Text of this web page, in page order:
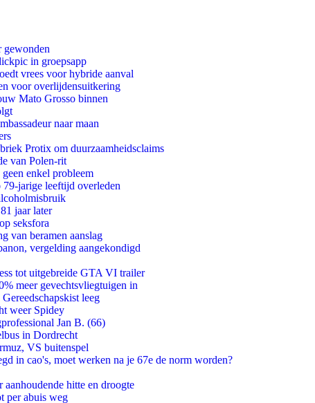
gewonden
in groepsapp
vrees voor hybride aanval
voor overlijdensuitkering
Mato Grosso binnen
naar maan
Protix om duurzaamheidsclaims
van Polen-rit
enkel probleem
jarige leeftijd overleden
jaar later
seksfora
van beramen aanslag
vergelding aangekondigd
tot uitgebreide GTA VI trailer
meer gevechtsvliegtuigen in
leeg
weer Spidey
Jan B. (66)
in Dordrecht
VS buitenspel
in cao's, moet werken na je 67e de norm worden?
hitte en droogte
per abuis weg